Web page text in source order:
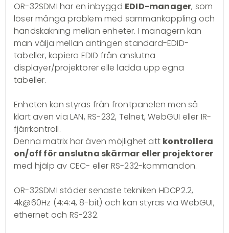
OR-32SDMI har en inbyggd EDID-manager, som
löser många problem med sammankoppling och
handskakning mellan enheter. I managern kan
man välja mellan antingen standard-EDID-
tabeller, kopiera EDID från anslutna
displayer/projektorer elle ladda upp egna
tabeller.
Enheten kan styras från frontpanelen men så
klart även via LAN, RS-232, Telnet, WebGUI eller IR-
fjärrkontroll.
Denna matrix har även möjlighet att kontrollera
on/off för anslutna skärmar eller projektorer
med hjälp av CEC- eller RS-232-kommandon.
OR-32SDMI stöder senaste tekniken HDCP2.2,
4k@60Hz (4:4:4, 8-bit) och kan styras via WebGUI,
ethernet och RS-232.